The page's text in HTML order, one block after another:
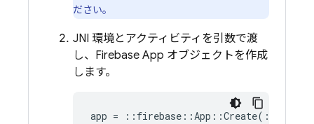
ださい。
JNI 環境とアクティビティを引数で渡
し、Firebase App オブジェクトを作成
します。
app = :: firebase ::App ::Create( ::